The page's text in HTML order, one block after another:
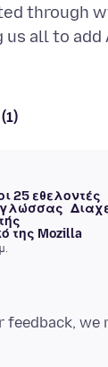
through
25 εθελοντές
της Mozilla
feedback, we